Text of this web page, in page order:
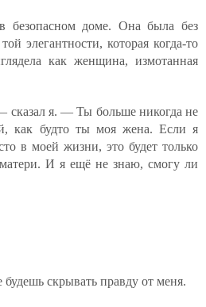
безопасном доме. Она была без
элегантности, которая когда-то
как женщина, измотанная
я. — Ты больше никогда не
как будто ты моя жена. Если я
в моей жизни, это будет только
И я ещё не знаю, смогу ли
скрывать правду от меня.